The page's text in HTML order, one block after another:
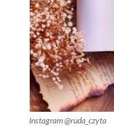
Instagram @ruda_czyta